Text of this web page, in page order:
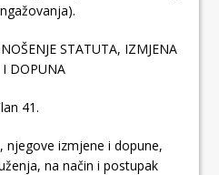
STATUTA, IZMJENA
I DOPUNA
41.
izmjene i dopune,
na način i postupak